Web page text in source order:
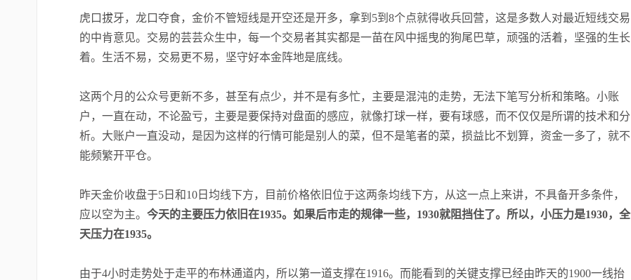
张尧浠 打卡获得 15积分
张尧浠 打卡获得 10积分
袁友江 打卡获得 10积分
张尧浠 打卡获得 20积分
虎口拔牙，龙口夺食，金价不管短线是开空还是开多，拿到 5到 8个点就得收兵回营，这是多数人对最近短线交易
的中肯意见。交易的芸芸众生中，每一个交易者其实都是一苗在风中摇曳的狗尾巴草，顽强的活着，坚强的生长
着。生活不易，交易更不易，坚守好本金阵地是底线。
这两个月的公众号更新不多，甚至有点少，并不是有多忙，主要是混沌的走势，无法下笔写分析和策略。小账
户，一直在动，不论盈亏，主要是要保持对盘面的感应，就像打球一样，要有球感，而不仅仅是所谓的技术和分
析。大账户一直没动，是因为这样的行情可能是别人的菜，但不是笔者的菜，损益比不划算，资金一多了，就不
能频繁开平仓。
昨天金价收盘于5 日和10 日均线下方，目前价格依旧位于这两条均线下方，从这一点上来讲，不具备开多条件，
应以空为主。 今天的主要压力依旧在1935。如果后市走的规律一些， 1930就阻挡住了。所以，小压力是1930，全
天压力在1935。
由于4小时走势处于走平的布林通道内，所以第一道支撑在1916。而能看到的关键支撑已经由昨天的1900一线抬